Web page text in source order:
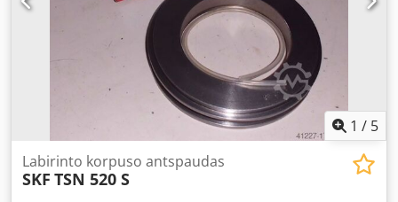
1 / 5
Labirinto korpuso antspaudas
SKF TSN 520 S